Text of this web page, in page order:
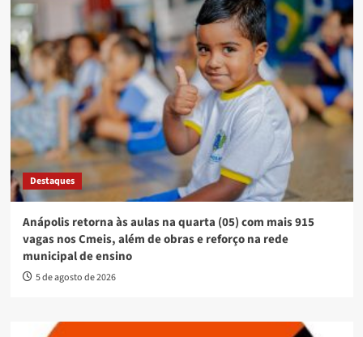
Destaques
Anápolis retorna às aulas na quarta (05) com mais 915
vagas nos Cmeis, além de obras e reforço na rede
municipal de ensino
5 de agosto de 2026